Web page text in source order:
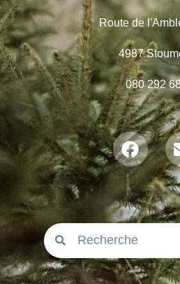
Route de
4987
080 292